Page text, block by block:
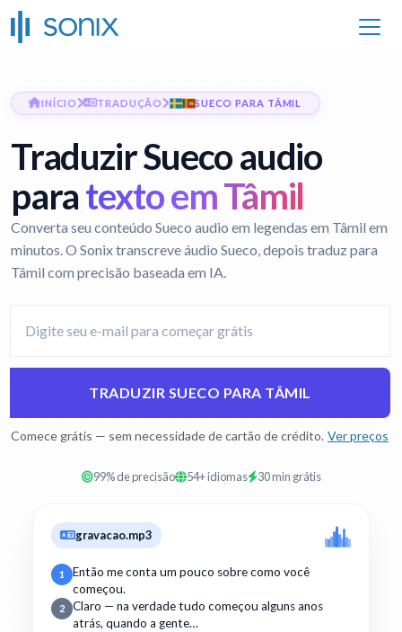
INÍCIO TRADUÇÃO SUECO PARA TÂMIL
Traduzir Sueco audio
paratexto em Tâmil
Converta seu conteúdo Sueco audio em legendas em Tâmil em
minutos. O Sonix transcreve áudio Sueco, depois traduz para
Tâmil com precisão baseada em IA.
TRADUZIR SUECO PARA TÂMIL
Comece grátis — sem necessidade de cartão de crédito. Ver preços
99% de precisão 54+ idiomas 30 min grátis
gravacao.mp3
1
Então me conta um pouco sobre como você
começou.
2
Claro — na verdade tudo começou alguns anos
atrás, quando a gente…